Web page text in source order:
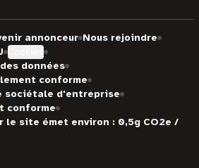
annonceur Nous rejoindre
données
conforme
sociétale d'entreprise
conforme
le site émet environ : 0,5g CO2e /